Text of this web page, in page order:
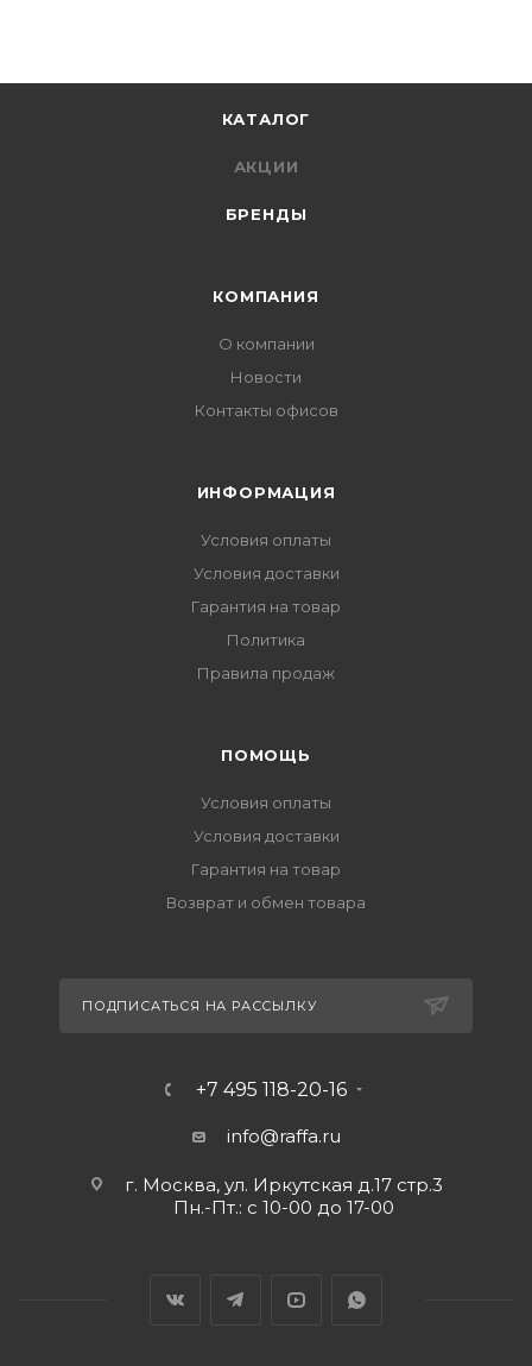
КАТАЛОГ
АКЦИИ
БРЕНДЫ
КОМПАНИЯ
О компании
Новости
Контакты офисов
ИНФОРМАЦИЯ
Условия оплаты
Условия доставки
Гарантия на товар
Политика
Правила продаж
ПОМОЩЬ
Условия оплаты
Условия доставки
Гарантия на товар
Возврат и обмен товара
ПОДПИСАТЬСЯ НА РАССЫЛКУ
+7 495 118-20-16
info@raffa.ru
г. Москва, ул. Иркутская д.17 стр.3
Пн.-Пт.: с 10-00 до 17-00